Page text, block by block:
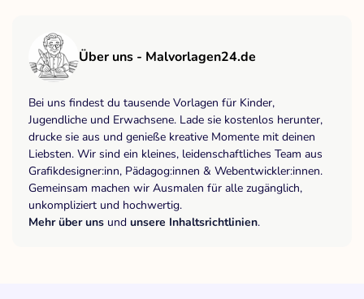
Über uns - Malvorlagen24.de
Bei uns findest du tausende Vorlagen für Kinder,
Jugendliche und Erwachsene. Lade sie kostenlos herunter,
drucke sie aus und genieße kreative Momente mit deinen
Liebsten. Wir sind ein kleines, leidenschaftliches Team aus
Grafikdesigner:inn, Pädagog:innen & Webentwickler:innen.
Gemeinsam machen wir Ausmalen für alle zugänglich,
unkompliziert und hochwertig.
Mehr über uns und unsere Inhaltsrichtlinien.